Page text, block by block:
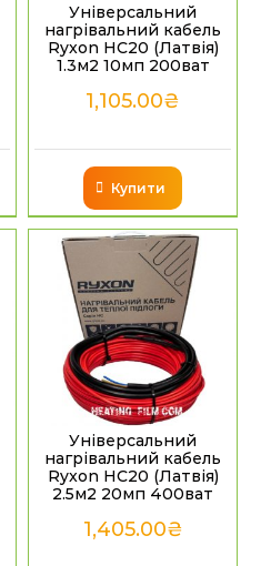
Універсальний
нагрівальний кабель
Ryxon HC20 (Латвія)
1.3м2 10мп 200ват
1,105.00₴
Купити
Універсальний
нагрівальний кабель
Ryxon HC20 (Латвія)
2.5м2 20мп 400ват
1,405.00₴